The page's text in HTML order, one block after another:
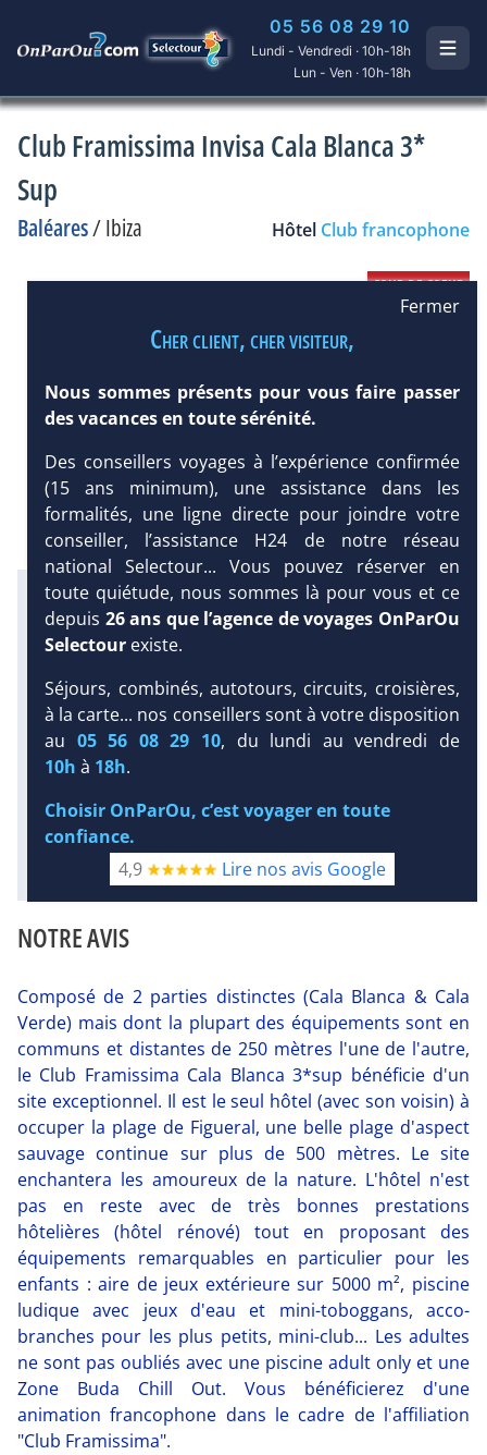
05 56 08 29 10
Lundi - Vendredi · 10h-18h
Lun - Ven · 10h-18h
Club Framissima Invisa Cala Blanca 3*
Sup
Baléares/Ibiza Hôtel Club francophone
DEMANDE
D’INFORMATIONS
Infos météo :
27 °C
63 mm
23 °C
Infos plages :
< 100 m
Longueur:
540 m
Équipement :
448
Tx:
Distance depuis l'hôtel : 18 km
Diaporama
NOTRE AVIS
Composé de 2 parties distinctes (Cala Blanca & Cala
Verde) mais dont la plupart des équipements sont en
communs et distantes de 250 mètres l'une de l'autre,
le Club Framissima Cala Blanca 3*sup bénéficie d'un
site exceptionnel. Il est le seul hôtel (avec son voisin) à
occuper la plage de Figueral, une belle plage d'aspect
sauvage continue sur plus de 500 mètres. Le site
enchantera les amoureux de la nature. L'hôtel n'est
pas en reste avec de très bonnes prestations
hôtelières (hôtel rénové) tout en proposant des
équipements remarquables en particulier pour les
enfants : aire de jeux extérieure sur 5000 m², piscine
ludique avec jeux d'eau et mini-toboggans, acco-
branches pour les plus petits, mini-club... Les adultes
ne sont pas oubliés avec une piscine adult only et une
Zone Buda Chill Out. Vous bénéficierez d'une
animation francophone dans le cadre de l'affiliation
"Club Framissima".
Fermer
Cher client, cher visiteur,
Nous sommes présents pour vous faire passer
des vacances en toute sérénité.
Des conseillers voyages à l’expérience confirmée
(15 ans minimum), une assistance dans les
formalités, une ligne directe pour joindre votre
conseiller, l’assistance H24 de notre réseau
national Selectour... Vous pouvez réserver en
toute quiétude, nous sommes là pour vous et ce
depuis 26 ans que l’agence de voyages OnParOu
Selectour existe.
Séjours, combinés, autotours, circuits, croisières,
à la carte... nos conseillers sont à votre disposition
au 05 56 08 29 10, du lundi au vendredi de
10h à 18h.
Choisir OnParOu, c’est voyager en toute
confiance.
4,9
Lire nos avis Google